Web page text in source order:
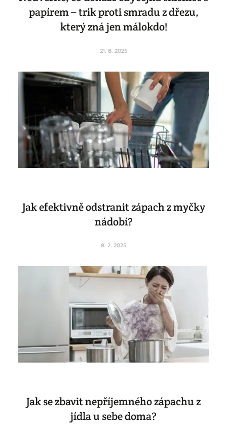
papírem – trik proti smradu z dřezu,
který zná jen málokdo!
21. 8. 2025
Jak efektivně odstranit zápach z myčky
nádobí?
8. 2. 2025
Jak se zbavit nepříjemného zápachu z
jídla u sebe doma?